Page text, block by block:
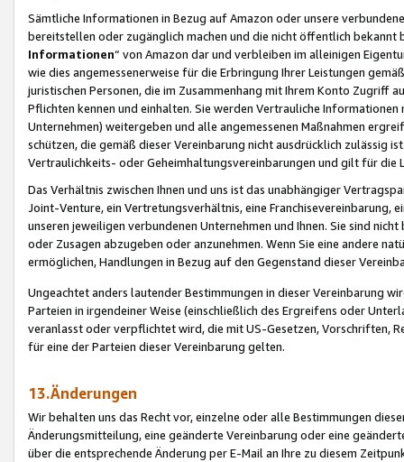
Sämtliche Informationen in Bezug auf Amazon oder unsere
bereitstellen oder zugänglich machen und die nicht öffentlich
Informationen“ von Amazon dar und verbleiben im alleinigen
wie dies angemessenerweise für die Erbringung Ihrer Leistungen
juristischen Personen, die im Zusammenhang mit Ihrem Konto
Pflichten kennen und einhalten. Sie werden Vertrauliche
Unternehmen) weitergeben und alle angemessenen Maßnahmen
schützen, die gemäß dieser Vereinbarung nicht ausdrücklich zulässig
Vertraulichkeits- oder Geheimhaltungsvereinbarungen und gilt für die
Das Verhältnis zwischen Ihnen und uns ist das unabhängiger
Joint-Venture, ein Vertretungsverhältnis, eine Franchisevereinbarung,
unseren jeweiligen verbundenen Unternehmen und Ihnen. Sie sind
oder Zusagen abzugeben oder anzunehmen. Wenn Sie eine andere
ermöglichen, Handlungen in Bezug auf den Gegenstand dieser
Ungeachtet anders lautender Bestimmungen in dieser Vereinbarung
Parteien in irgendeiner Weise (einschließlich des Ergreifens oder
veranlasst oder verpflichtet wird, die mit US-Gesetzen, Vorschriften,
für eine der Parteien dieser Vereinbarung gelten.
13.Änderungen
Wir behalten uns das Recht vor, einzelne oder alle Bestimmungen
Änderungsmitteilung, eine geänderte Vereinbarung oder eine
über die entsprechende Änderung per E-Mail an Ihre zu diesem